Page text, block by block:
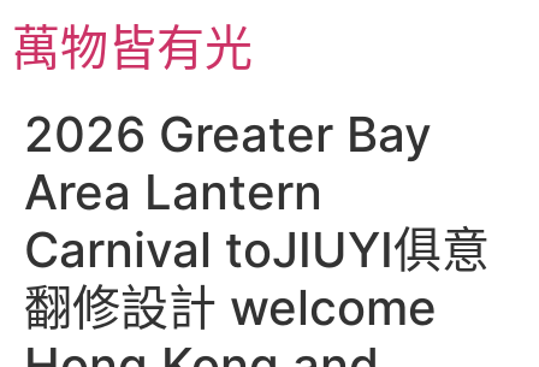
主萬物皆有光
2026 Greater Bay
Area Lantern
Carnival toJIUYI俱意
翻修設計 welcome